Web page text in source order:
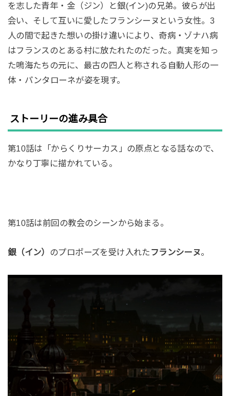
を志した青年・金（ジン）と銀(イン)の兄弟。彼らが出
会い、そして互いに愛したフランシーヌという女性。3
人の間で起きた想いの掛け違いにより、奇病・ゾナハ病
はフランスのとある村に放たれたのだった。真実を知っ
た鳴海たちの元に、最古の四人と称される自動人形の一
体・パンタローネが姿を現す。
ストーリーの進み具合
第10話は「からくりサーカス」の原点となる話なので、
かなり丁寧に描かれている。
第10話は前回の教会のシーンから始まる。
銀（イン） のプロポーズを受け入れた フランシーヌ。